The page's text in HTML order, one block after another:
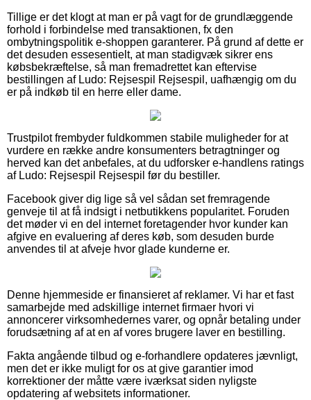
Tillige er det klogt at man er på vagt for de grundlæggende
forhold i forbindelse med transaktionen, fx den
ombytningspolitik e-shoppen garanterer. På grund af dette er
det desuden essesentielt, at man stadigvæk sikrer ens
købsbekræftelse, så man fremadrettet kan eftervise
bestillingen af Ludo: Rejsespil Rejsespil, uafhængig om du
er på indkøb til en herre eller dame.
Trustpilot frembyder fuldkommen stabile muligheder for at
vurdere en række andre konsumenters betragtninger og
herved kan det anbefales, at du udforsker e-handlens ratings
af Ludo: Rejsespil Rejsespil før du bestiller.
Facebook giver dig lige så vel sådan set fremragende
genveje til at få indsigt i netbutikkens popularitet. Foruden
det møder vi en del internet foretagender hvor kunder kan
afgive en evaluering af deres køb, som desuden burde
anvendes til at afveje hvor glade kunderne er.
Denne hjemmeside er finansieret af reklamer. Vi har et fast
samarbejde med adskillige internet firmaer hvori vi
annoncerer virksomhedernes varer, og opnår betaling under
forudsætning af at en af vores brugere laver en bestilling.
Fakta angående tilbud og e-forhandlere opdateres jævnligt,
men det er ikke muligt for os at give garantier imod
korrektioner der måtte være iværksat siden nyligste
opdatering af websitets informationer.